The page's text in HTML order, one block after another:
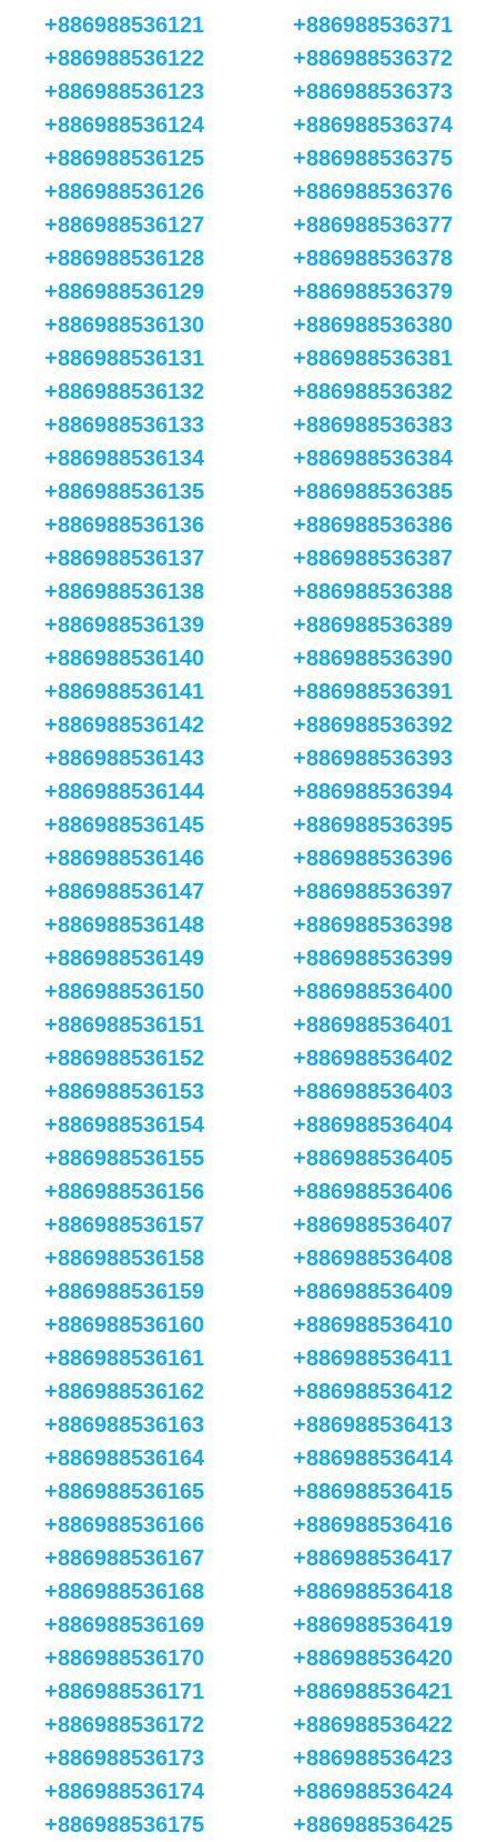
+886988536121
+886988536122
+886988536123
+886988536124
+886988536125
+886988536126
+886988536127
+886988536128
+886988536129
+886988536130
+886988536131
+886988536132
+886988536133
+886988536134
+886988536135
+886988536136
+886988536137
+886988536138
+886988536139
+886988536140
+886988536141
+886988536142
+886988536143
+886988536144
+886988536145
+886988536146
+886988536147
+886988536148
+886988536149
+886988536150
+886988536151
+886988536152
+886988536153
+886988536154
+886988536155
+886988536156
+886988536157
+886988536158
+886988536159
+886988536160
+886988536161
+886988536162
+886988536163
+886988536164
+886988536165
+886988536166
+886988536167
+886988536168
+886988536169
+886988536170
+886988536171
+886988536172
+886988536173
+886988536174
+886988536175
+886988536371
+886988536372
+886988536373
+886988536374
+886988536375
+886988536376
+886988536377
+886988536378
+886988536379
+886988536380
+886988536381
+886988536382
+886988536383
+886988536384
+886988536385
+886988536386
+886988536387
+886988536388
+886988536389
+886988536390
+886988536391
+886988536392
+886988536393
+886988536394
+886988536395
+886988536396
+886988536397
+886988536398
+886988536399
+886988536400
+886988536401
+886988536402
+886988536403
+886988536404
+886988536405
+886988536406
+886988536407
+886988536408
+886988536409
+886988536410
+886988536411
+886988536412
+886988536413
+886988536414
+886988536415
+886988536416
+886988536417
+886988536418
+886988536419
+886988536420
+886988536421
+886988536422
+886988536423
+886988536424
+886988536425